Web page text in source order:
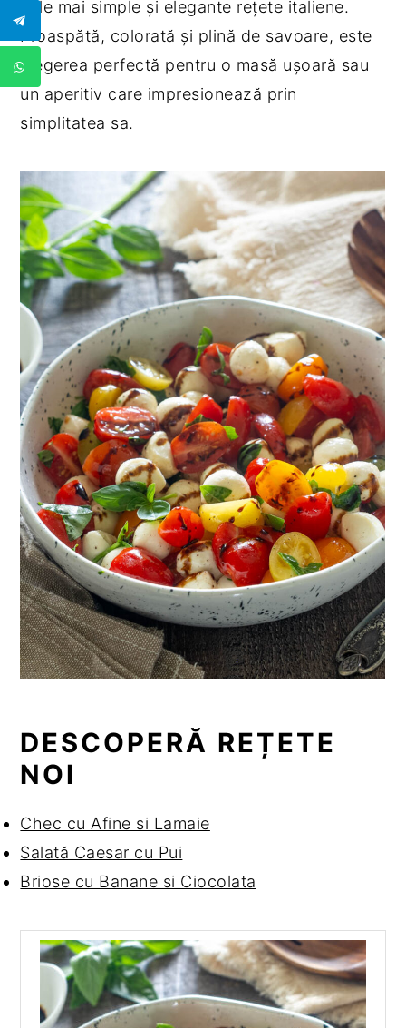
cele mai simple și elegante rețete italiene.
Proaspătă, colorată și plină de savoare, este
alegerea perfectă pentru o masă ușoară sau
un aperitiv care impresionează prin
simplitatea sa.
DESCOPERĂ REȚETE
NOI
Chec cu Afine si Lamaie
Salată Caesar cu Pui
Briose cu Banane si Ciocolata